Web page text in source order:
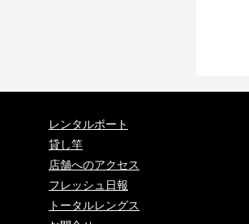
レンタルボート
貸し竿
店舗へのアクセス
フレッシュ日報
トータルレングス